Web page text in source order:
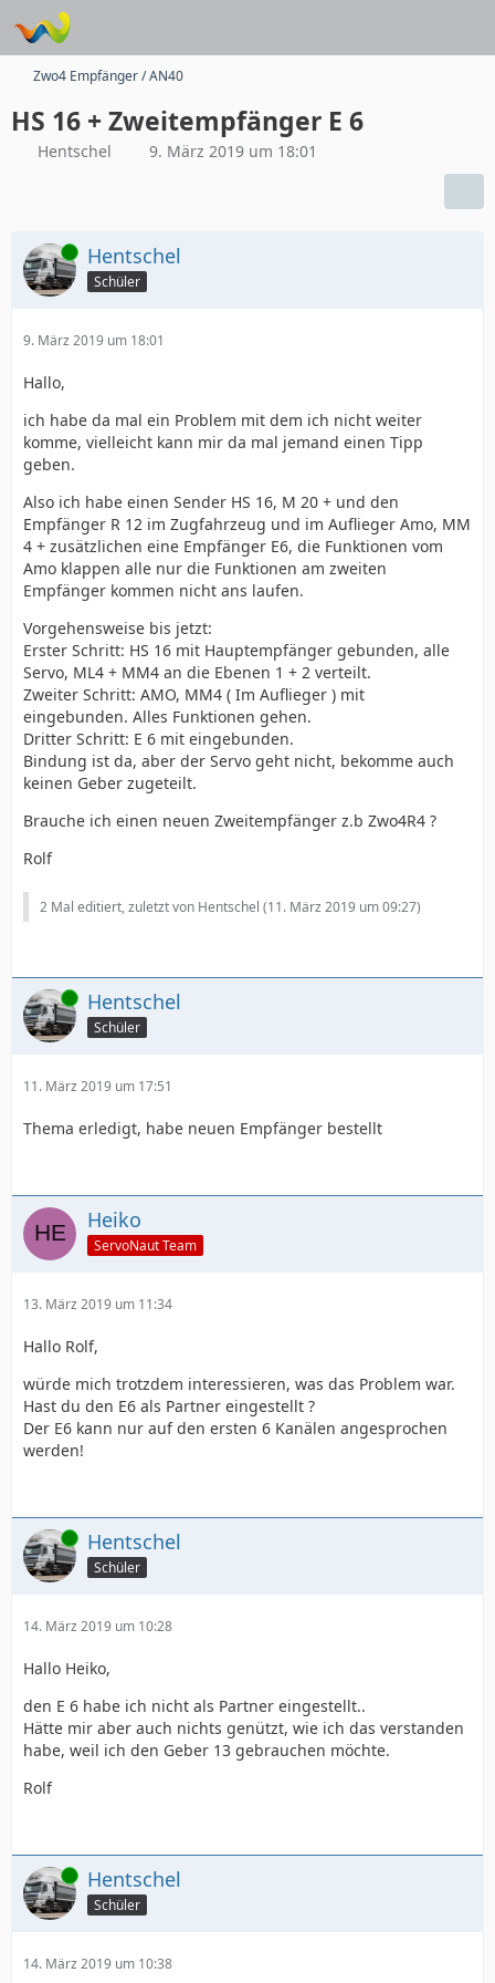
Zwo4 Empfänger / AN40
HS 16 + Zweitempfänger E 6
Hentschel 9. März 2019 um 18:01
Online Hentschel
Schüler
9. März 2019 um 18:01
Hallo,
ich habe da mal ein Problem mit dem ich nicht weiter
komme, vielleicht kann mir da mal jemand einen Tipp
geben.
Also ich habe einen Sender HS 16, M 20 + und den
Empfänger R 12 im Zugfahrzeug und im Auflieger Amo, MM
4 + zusätzlichen eine Empfänger E6, die Funktionen vom
Amo klappen alle nur die Funktionen am zweiten
Empfänger kommen nicht ans laufen.
Vorgehensweise bis jetzt:
Erster Schritt: HS 16 mit Hauptempfänger gebunden, alle
Servo, ML4 + MM4 an die Ebenen 1 + 2 verteilt.
Zweiter Schritt: AMO, MM4 ( Im Auflieger ) mit
eingebunden. Alles Funktionen gehen.
Dritter Schritt: E 6 mit eingebunden.
Bindung ist da, aber der Servo geht nicht, bekomme auch
keinen Geber zugeteilt.
Brauche ich einen neuen Zweitempfänger z.b Zwo4R4 ?
Rolf
2 Mal editiert, zuletzt von Hentschel (11. März 2019 um 09:27)
Online Hentschel
Schüler
11. März 2019 um 17:51
Thema erledigt, habe neuen Empfänger bestellt
Heiko
ServoNaut Team
13. März 2019 um 11:34
Hallo Rolf,
würde mich trotzdem interessieren, was das Problem war.
Hast du den E6 als Partner eingestellt ?
Der E6 kann nur auf den ersten 6 Kanälen angesprochen
werden!
Online Hentschel
Schüler
14. März 2019 um 10:28
Hallo Heiko,
den E 6 habe ich nicht als Partner eingestellt..
Hätte mir aber auch nichts genützt, wie ich das verstanden
habe, weil ich den Geber 13 gebrauchen möchte.
Rolf
Online Hentschel
Schüler
14. März 2019 um 10:38